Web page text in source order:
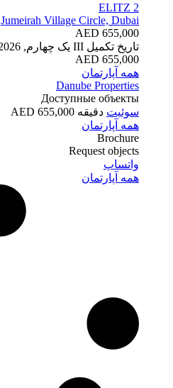
ELITZ 2
Jumeirah Village Circle, Dubai
AED 655,000
تاریخ تکمیل III یک چهارم, 2026 (خارج از طرح)
655,000 AED
همه آپارتمان
Danube Properties
Доступные объекты
سوئیت دقیقه 655,000 AED
همه آپارتمان
Brochure
Request objects
واتساپ
همه آپارتمان